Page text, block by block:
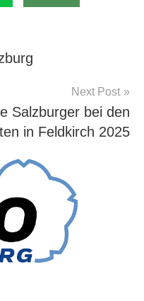
Next Post
Salzburger bei den
in Feldkirch 2025